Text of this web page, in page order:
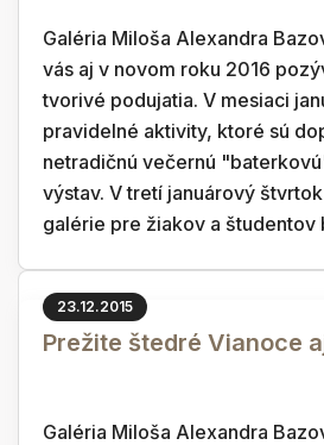
Galéria Miloša Alexandra
vás aj v novom roku 2016
tvorivé podujatia. V mesiaci
pravidelné aktivity, ktoré sú
netradičnú večernú
výstav. V tretí januárový
galérie pre žiakov a študentov
23.12.2015
Prežite štedré Vianoce
Galéria Miloša Alexandra